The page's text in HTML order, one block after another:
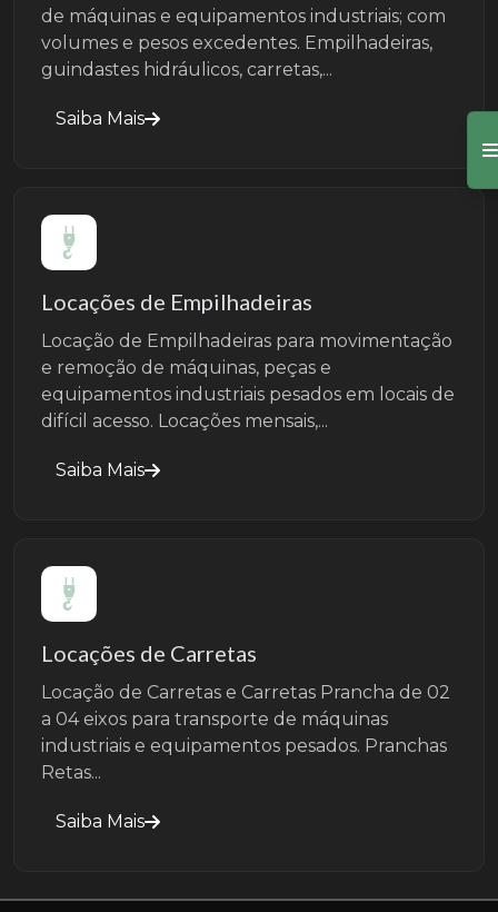
de máquinas e equipamentos industriais; com
volumes e pesos excedentes. Empilhadeiras,
guindastes hidráulicos, carretas,...
Saiba Mais
Locações de Empilhadeiras
Locação de Empilhadeiras para movimentação
e remoção de máquinas, peças e
equipamentos industriais pesados em locais de
difícil acesso. Locações mensais,...
Saiba Mais
Locações de Carretas
Locação de Carretas e Carretas Prancha de 02
a 04 eixos para transporte de máquinas
industriais e equipamentos pesados. Pranchas
Retas...
Saiba Mais